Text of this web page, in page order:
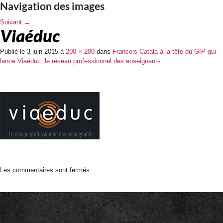
Navigation des images
Suivant →
Viaéduc
Publié le 3 juin 2015 à 200 × 200 dans Francois Catala à la tête du GIP qui
lance Viaéduc, le réseau professionnel des enseignants
Les commentaires sont fermés.